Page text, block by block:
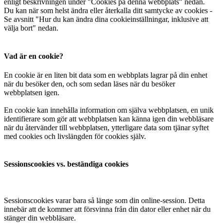
enligt beskrivningen under "Cookies på denna webbplats" nedan.
Du kan när som helst ändra eller återkalla ditt samtycke av cookies -
Se avsnitt "Hur du kan ändra dina cookieinställningar, inklusive att
välja bort" nedan.
Vad är en cookie?
En cookie är en liten bit data som en webbplats lagrar på din enhet
när du besöker den, och som sedan läses när du besöker
webbplatsen igen.
En cookie kan innehålla information om själva webbplatsen, en unik
identifierare som gör att webbplatsen kan känna igen din webbläsare
när du återvänder till webbplatsen, ytterligare data som tjänar syftet
med cookies och livslängden för cookies själv.
Sessionscookies vs. beständiga cookies
Sessionscookies varar bara så länge som din online-session. Detta
innebär att de kommer att försvinna från din dator eller enhet när du
stänger din webbläsare.